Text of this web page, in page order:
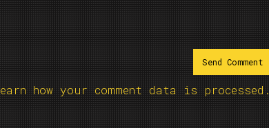
how your comment data is processed.